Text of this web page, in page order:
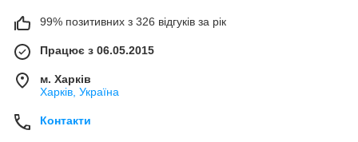
99% позитивних з 326 відгуків за рік
Працює з 06.05.2015
м. Харків
Харків, Україна
Контакти